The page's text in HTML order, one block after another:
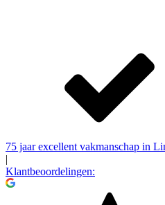
75 jaar excellent vakmanschap in
|
Klantbeoordelingen: